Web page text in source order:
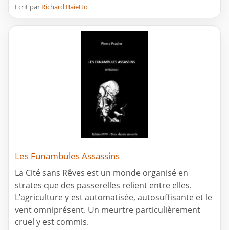
Ecrit par Richard Baietto
Les Funambules Assassins
La Cité sans Rêves est un monde organisé en
strates que des passerelles relient entre elles.
L’agriculture y est automatisée, autosuffisante et le
vent omniprésent. Un meurtre particulièrement
cruel y est commis.